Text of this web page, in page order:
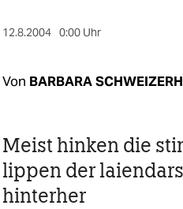
12.8.2004 0:00 Uhr
Von BARBARA
Meist hinken die
lippen der
hinterher